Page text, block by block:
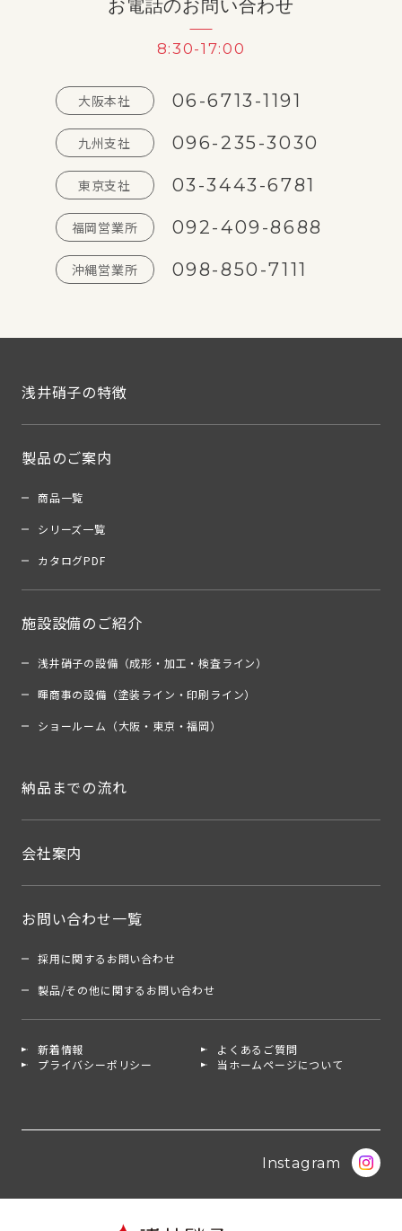
お電話のお問い合わせ
8:30-17:00
大阪本社 06-6713-1191
九州支社 096-235-3030
東京支社 03-3443-6781
福岡営業所 092-409-8688
沖縄営業所 098-850-7111
浅井硝子の特徴
製品のご案内
商品一覧
シリーズ一覧
カタログPDF
施設設備のご紹介
浅井硝子の設備（成形・加工・検査ライン）
暉商事の設備（塗装ライン・印刷ライン）
ショールーム（大阪・東京・福岡）
納品までの流れ
会社案内
お問い合わせ一覧
採用に関するお問い合わせ
製品/その他に関するお問い合わせ
新着情報
よくあるご質問
プライバシーポリシー
当ホームページについて
Instagram